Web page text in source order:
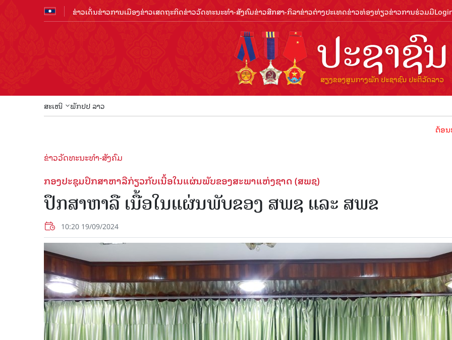
ຂ່າວເດັ່ນຂ່າວການເມືອງຂ່າວເສດຖະກິດຂ່າວວັດທະນະທຳ-ສັງຄົມຂ່າວສືກສາ-ກິລາຂ່າວຕ່າງປະເທດຂ່າວທ່ອງທ່ຽວຂ່າວການຮ່ວມມື
ສະເໜີ ພັກປປ ລາວ
ຕ້ອນຮັບປີ
ຂ່າວວັດທະນະທຳ-ສັງຄົມ
ກອງປະຊຸມປຶກສາຫາລືກ່ຽວກັບເນື້ອໃນແຜ່ນພັບຂອງສະພາແຫ່ງຊາດ (ສພຊ)
ປຶກສາຫາລື ເນື້ອໃນແຜ່ນພັບຂອງ ສພຊ ແລະ ສພຂ
10:20 19/09/2024